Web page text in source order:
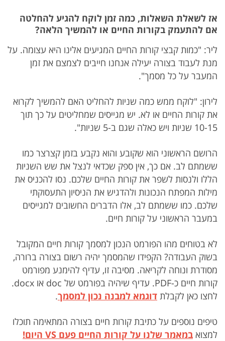
אז לשאלת השאלות, כמה זמן לוקח להגיע להחלטה
אם להתעמק בקורות החיים או להמשיך הלאה?
ליר: "כמות קבצי קורות החיים המגיעים אלינו היא עצומה. על
מנת לעבוד בצורה יעילה אנחנו חייבים לצמצם את זמן
המעבר על כל מסמך".
לירון: "לוקח ממש כמה שניות להחליט האם להמשיך לקרוא
את קורות החיים או לא. יש מגייסים שמחליטים על כך תוך
10-15 שניות ויש כאלה שגם ב-5 שניות".
הרושם הראשוני הוא שקובע והוא נקבע בזמן קצרצר כמו
ששמתם לב. אם כך, אין ספק שכדאי לנצל את שש השניות
הללו ולנסות לשפר את קורות החיים שלכם. נסו להכניס את
מילות המפתח הנכונות ולהדגיש את הניסיון התעסוקתי
שלכם. כמו ששמתם לב, אלו הדברים החשובים למגייסים
במעבר הראשוני על קורות חיים.
לא בטוחים מהו הפורמט הנכון למסמך קורות חיים המקובל
בשוק העבודה? הקפידו שהמסמך יהיה רשום בצורה ברורה,
מסודרת ונוחה לקריאה. מסיבה זו, עדיף להימנע מפורמט
קורות חיים כ-PDF. עדיף שיהיה בפורמט של doc או docx.
לחצו כאן לקבלת דוגמא למבנה נכון למסמך.
טיפים נוספים על כתיבת קורות חיים בצורה המתאימה תוכלו
למצוא במאמר שלנו על קורות החיים פעם VS היום!